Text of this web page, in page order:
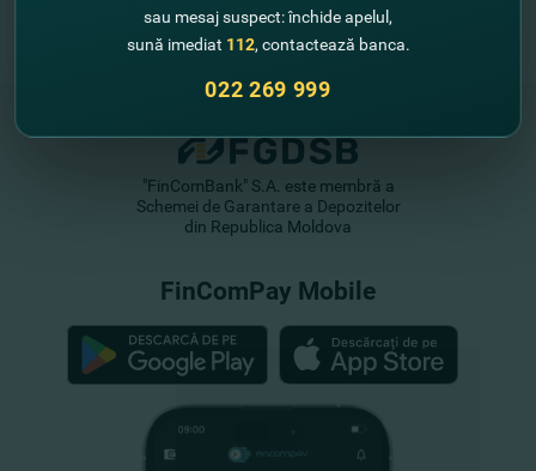
"FinComBank" S.A. este membră a
Schemei de Garantare a Depozitelor
din Republica Moldova
FinComPay Mobile
sau mesaj suspect: închide apelul,
sună imediat 112, contactează banca.
022 269 999